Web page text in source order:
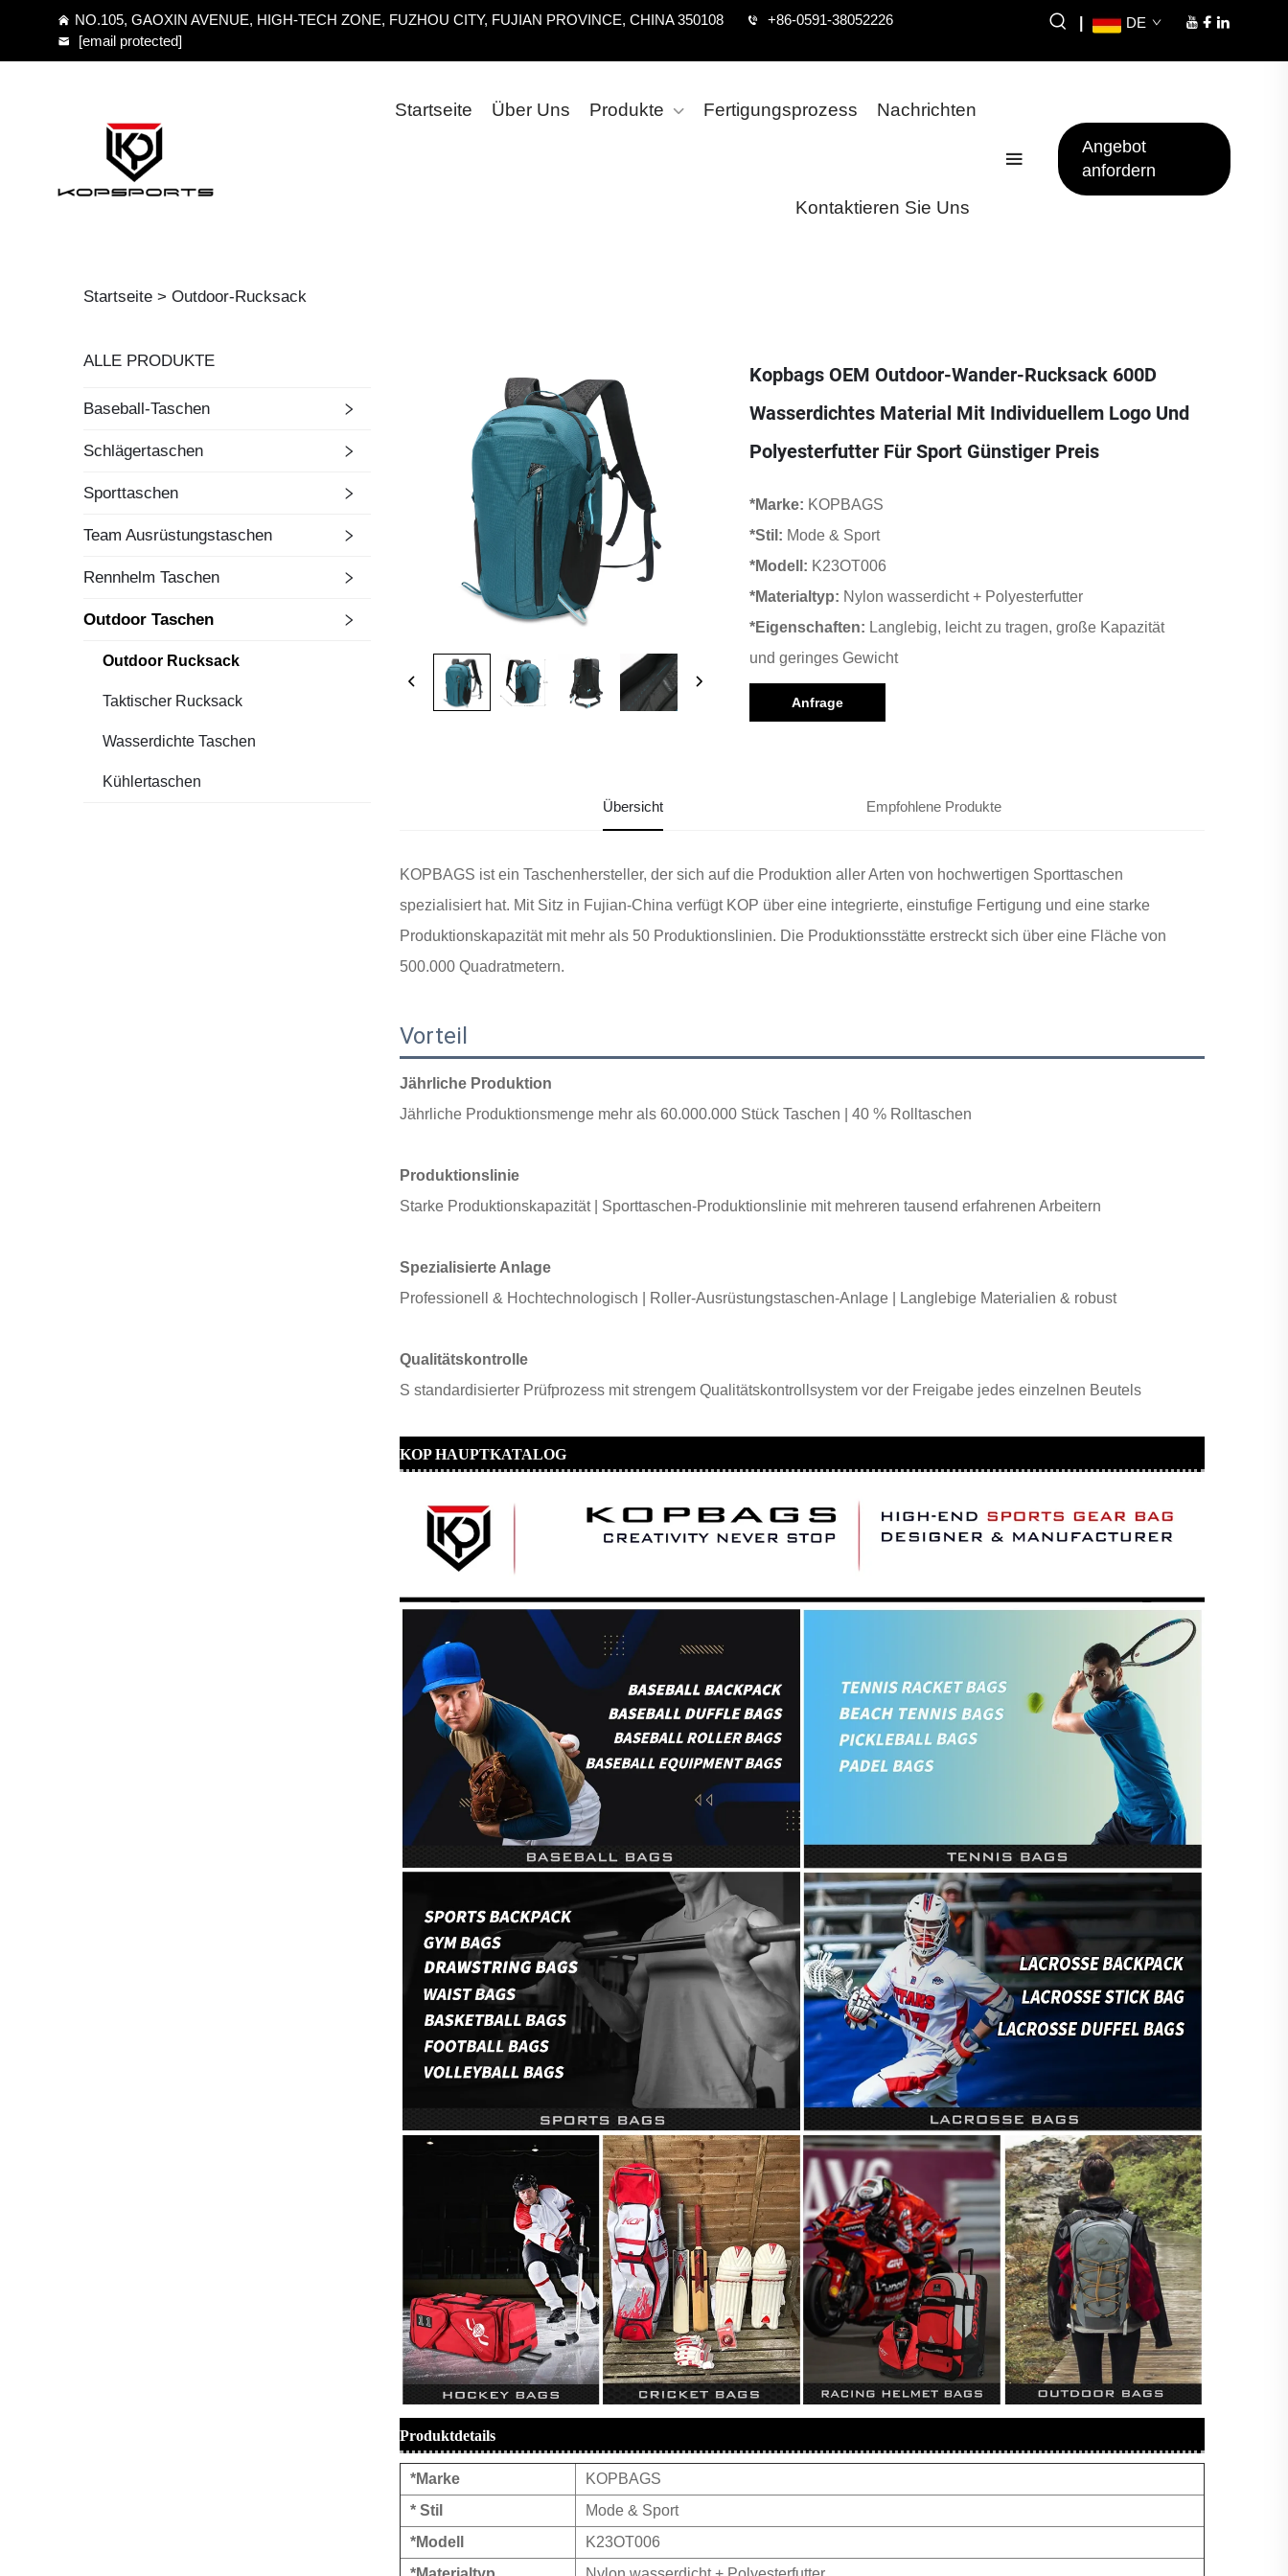
NO.105, GAOXIN AVENUE, HIGH-TECH ZONE, FUZHOU CITY, FUJIAN PROVINCE, CHINA 350108
+86-0591-38052226
[email protected]
DE
Startseite Über Uns Produkte Fertigungsprozess Nachrichten
Kontaktieren Sie Uns
Angebot
anfordern
Startseite > Outdoor-Rucksack
ALLE PRODUKTE
Baseball-Taschen
Schlägertaschen
Sporttaschen
Team Ausrüstungstaschen
Rennhelm Taschen
Outdoor Taschen
Outdoor Rucksack
Taktischer Rucksack
Wasserdichte Taschen
Kühlertaschen
Kopbags OEM Outdoor-Wander-Rucksack 600D
Wasserdichtes Material Mit Individuellem Logo Und
Polyesterfutter Für Sport Günstiger Preis
*Marke: KOPBAGS
*Stil: Mode & Sport
*Modell: K23OT006
*Materialtyp: Nylon wasserdicht + Polyesterfutter
*Eigenschaften: Langlebig, leicht zu tragen, große Kapazität
und geringes Gewicht
Anfrage
Übersicht Empfohlene Produkte
KOPBAGS ist ein Taschenhersteller, der sich auf die Produktion aller Arten von hochwertigen Sporttaschen
spezialisiert hat. Mit Sitz in Fujian-China verfügt KOP über eine integrierte, einstufige Fertigung und eine starke
Produktionskapazität mit mehr als 50 Produktionslinien. Die Produktionsstätte erstreckt sich über eine Fläche von
500.000 Quadratmetern.
Vorteil
Jährliche Produktion
Jährliche Produktionsmenge mehr als 60.000.000 Stück Taschen | 40 % Rolltaschen
Produktionslinie
Starke Produktionskapazität | Sporttaschen-Produktionslinie mit mehreren tausend erfahrenen Arbeitern
Spezialisierte Anlage
Professionell & Hochtechnologisch |
Roller-Ausrüstungstaschen-Anlage | Langlebige Materialien & robust
Qualitätskontrolle
S standardisierter Prüfprozess mit strengem Qualitätskontrollsystem vor der Freigabe jedes einzelnen Beutels
KOP HAUPTKATALOG
Produktdetails
*Marke
KOPBAGS
* Stil
Mode & Sport
*Modell
K23OT006